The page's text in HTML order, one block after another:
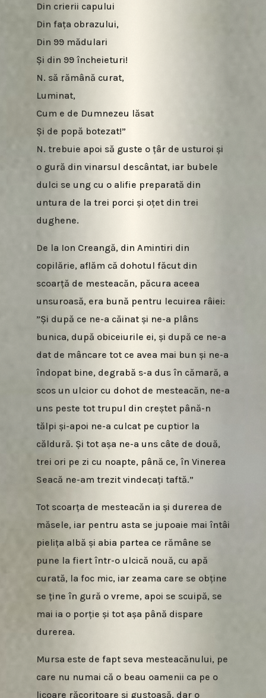
Din crierii capului
Din fața obrazului,
Din 99 mădulari
Și din 99 încheieturi!
N. să rămână curat,
Luminat,
Cum e de Dumnezeu lăsat
Și de popă botezat!”
N. trebuie apoi să guste o țâr de usturoi și
o gură din vinarsul descântat, iar bubele
dulci se ung cu o alifie preparată din
untura de la trei porci și oțet din trei
dughene.
De la Ion Creangă, din Amintiri din
copilărie, aflăm că dohotul făcut din
scoarță de mesteacăn, păcura aceea
unsuroasă, era bună pentru lecuirea râiei:
”Și după ce ne-a căinat și ne-a plâns
bunica, după obiceiurile ei, și după ce ne-a
dat de mâncare tot ce avea mai bun și ne-a
îndopat bine, degrabă s-a dus în cămară, a
scos un ulcior cu dohot de mesteacăn, ne-a
uns peste tot trupul din creștet până-n
tălpi și-apoi ne-a culcat pe cuptior la
căldură. Și tot așa ne-a uns câte de două,
trei ori pe zi cu noapte, până ce, în Vinerea
Seacă ne-am trezit vindecați taftă.”
Tot scoarța de mesteacăn ia și durerea de
măsele, iar pentru asta se jupoaie mai întâi
pielița albă și abia partea ce rămâne se
pune la fiert într-o ulcică nouă, cu apă
curată, la foc mic, iar zeama care se obține
se ține în gură o vreme, apoi se scuipă, se
mai ia o porție și tot așa până dispare
durerea.
Mursa este de fapt seva mesteacănului, pe
care nu numai că o beau oamenii ca pe o
licoare răcoritoare și gustoasă, dar o